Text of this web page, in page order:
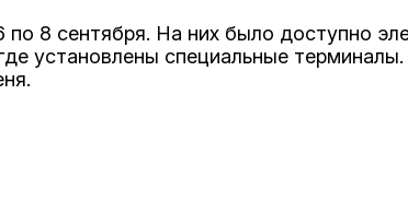
8 сентября. На них было доступно
установлены специальные